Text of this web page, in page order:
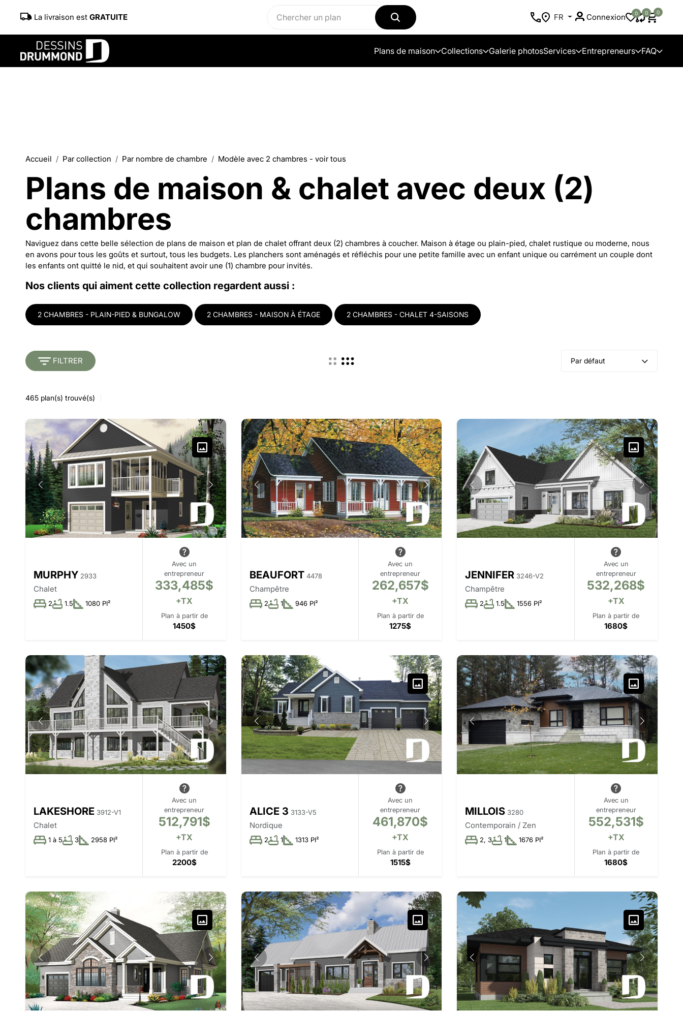
La livraison est GRATUITE FR Connexion 0 0 0
Plans de maison Collections Galerie photosServices Entrepreneurs FAQ
Accueil Par collection Par nombre de chambre Modèle avec 2 chambres - voir tous
Plans de maison & chalet avec deux (2)
chambres
Naviguez dans cette belle sélection de plans de maison et plan de chalet offrant deux (2) chambres à coucher. Maison à étage ou plain-pied, chalet rustique ou moderne, nous
en avons pour tous les goûts et surtout, tous les budgets. Les planchers sont aménagés et réfléchis pour une petite famille avec un enfant unique ou carrément un couple dont
les enfants ont quitté le nid, et qui souhaitent avoir une (1) chambre pour invités.
Nos clients qui aiment cette collection regardent aussi :
2 CHAMBRES - PLAIN-PIED & BUNGALOW 2 CHAMBRES - MAISON À ÉTAGE 2 CHAMBRES - CHALET 4-SAISONS
FILTRER Par défaut
465 plan(s) trouvé(s)
MURPHY 2933
Chalet
2 1.5 1080 PI²
Avec un
entrepreneur
333,485$
+TX
Plan à partir de
1450$
BEAUFORT 4478
Champêtre
2 1 946 PI²
Avec un
entrepreneur
262,657$
+TX
Plan à partir de
1275$
JENNIFER 3246-V2
Champêtre
2 1.5 1556 PI²
Avec un
entrepreneur
532,268$
+TX
Plan à partir de
1680$
LAKESHORE 3912-V1
Chalet
1 à 5 3 2958 PI²
Avec un
entrepreneur
512,791$
+TX
Plan à partir de
2200$
ALICE 3 3133-V5
Nordique
2 1 1313 PI²
Avec un
entrepreneur
461,870$
+TX
Plan à partir de
1515$
MILLOIS 3280
Contemporain / Zen
2, 3 1 1676 PI²
Avec un
entrepreneur
552,531$
+TX
Plan à partir de
1680$